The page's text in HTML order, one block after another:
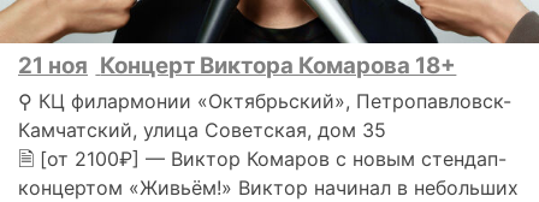
21 ноя Концерт Виктора Комарова 18+
⚲ КЦ филармонии «Октябрьский», Петропавловск-
Камчатский, улица Советская, дом 35
🗎 [от 2100₽] — Виктор Комаров с новым стендап-
концертом «Живьём!» Виктор начинал в небольших